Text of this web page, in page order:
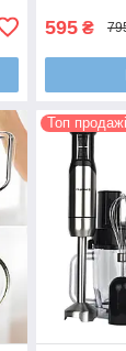
595 ₴
Топ